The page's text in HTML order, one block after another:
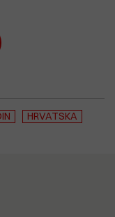
HRVATSKA